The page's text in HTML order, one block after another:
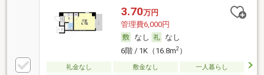
3.70万円
管理費6,000円
なし
なし
6階 / 1K（16.8m2）
礼金なし 敷金なし
一人暮らし